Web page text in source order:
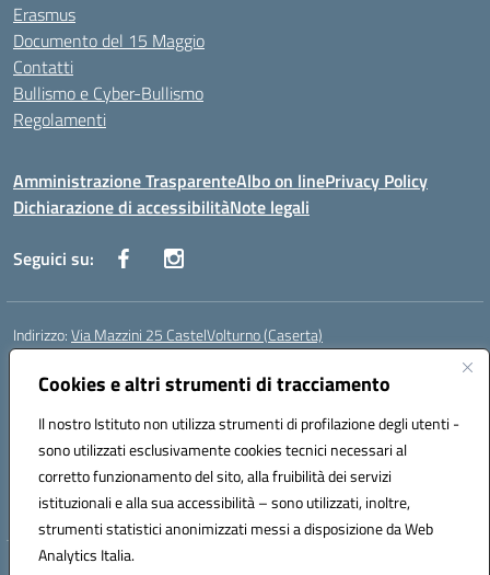
Cookies e altri strumenti di tracciamento
Il nostro Istituto non utilizza strumenti di profilazione degli utenti -
sono utilizzati esclusivamente cookies tecnici necessari al
corretto funzionamento del sito, alla fruibilità dei servizi
istituzionali e alla sua accessibilità – sono utilizzati, inoltre,
strumenti statistici anonimizzati messi a disposizione da Web
Analytics Italia.
Erasmus
Documento del 15 Maggio
Contatti
Bullismo e Cyber-Bullismo
Regolamenti
Amministrazione TrasparenteAlbo on linePrivacy Policy
Dichiarazione di accessibilitàNote legali
Seguici su:
Indirizzo:Via Mazzini 25 CastelVolturno (Caserta)
Centralino:
Posta elettronica certificata (PEC):ceis014005@pec.istruzione.it
Codice fiscale: 93063510619
Codice meccanografico:CEIS014005
Codice Indice delle Pubbliche Amministrazioni (IPA): istsc_ceis014005
Codice unico di fatturazione (CUF): UOU8EW